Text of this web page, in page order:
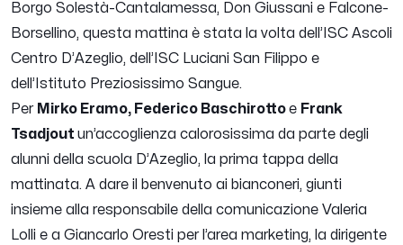
Borgo Solestà-Cantalamessa, Don Giussani e Falcone-
Borsellino, questa mattina è stata la volta dell’ISC Ascoli
Centro D’Azeglio, dell’ISC Luciani San Filippo e
dell’Istituto Preziosissimo Sangue.
Per Mirko Eramo, Federico Baschirottoe Frank
Tsadjout un’accoglienza calorosissima da parte degli
alunni della scuola D’Azeglio, la prima tappa della
mattinata. A dare il benvenuto ai bianconeri, giunti
insieme alla responsabile della comunicazione Valeria
Lolli e a Giancarlo Oresti per l’area marketing, la dirigente